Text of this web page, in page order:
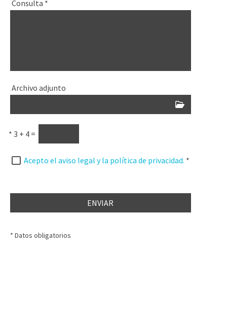
Consulta *
Archivo adjunto
* 3 + 4 =
Acepto el aviso legal y la política de privacidad. *
ENVIAR
* Datos obligatorios